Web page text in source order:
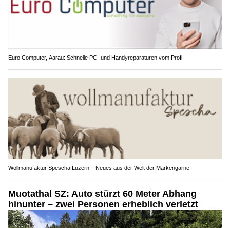
Euro Computer, Aarau: Schnelle PC- und Handyreparaturen vom Profi
Wollmanufaktur Spescha Luzern – Neues aus der Welt der Markengarne
Muotathal SZ: Auto stürzt 60 Meter Abhang
hinunter – zwei Personen erheblich verletzt